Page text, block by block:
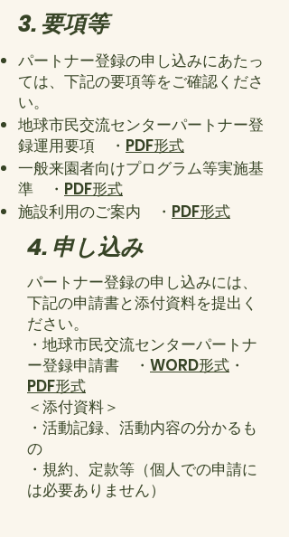
3. 要項等
パートナー登録の申し込みにあたっ
ては、下記の要項等をご確認くださ
い。
地球市民交流センターパートナー登
録運用要項 ・ PDF形式
一般来園者向けプログラム等実施基
準 ・ PDF形式
施設利用のご案内 ・ PDF形式
4. 申し込み
パートナー登録の申し込みには、
下記の申請書と添付資料を提出く
ださい。
・地球市民交流センターパートナ
ー登録申請書 ・ WORD形式 ・
PDF形式
＜添付資料＞
・活動記録、活動内容の分かるも
の
・規約、定款等（個人での申請に
は必要ありません）